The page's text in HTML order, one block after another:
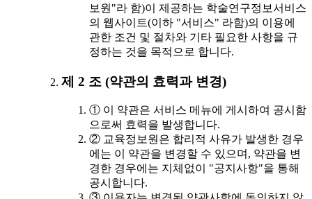
보원"라 함)이 제공하는 학술연구정보서비스
의 웹사이트(이하 "서비스" 라함)의 이용에
관한 조건 및 절차와 기타 필요한 사항을 규
정하는 것을 목적으로 합니다.
제 2 조 (약관의 효력과 변경)
① 이 약관은 서비스 메뉴에 게시하여 공시함
으로써 효력을 발생합니다.
② 교육정보원은 합리적 사유가 발생한 경우
에는 이 약관을 변경할 수 있으며, 약관을 변
경한 경우에는 지체없이 "공지사항"을 통해
공시합니다.